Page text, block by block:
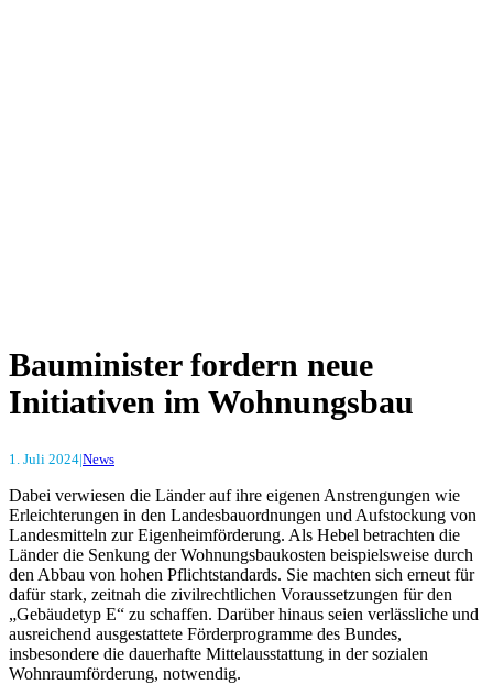
Bauminister fordern neue
Initiativen im Wohnungsbau
1. Juli 2024|News
Dabei verwiesen die Länder auf ihre eigenen Anstrengungen wie
Erleichterungen in den Landesbauordnungen und Aufstockung von
Landesmitteln zur Eigenheimförderung. Als Hebel betrachten die
Länder die Senkung der Wohnungsbaukosten beispielsweise durch
den Abbau von hohen Pflichtstandards. Sie machten sich erneut für
dafür stark, zeitnah die zivilrechtlichen Voraussetzungen für den
„Gebäudetyp E“ zu schaffen. Darüber hinaus seien verlässliche und
ausreichend ausgestattete Förderprogramme des Bundes,
insbesondere die dauerhafte Mittelausstattung in der sozialen
Wohnraumförderung, notwendig.